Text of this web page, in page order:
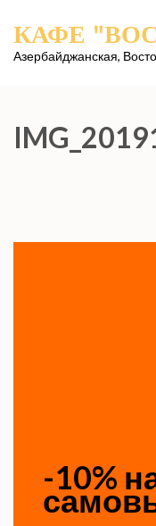
содержимому
КАФЕ
Азербайджанская,
-10%